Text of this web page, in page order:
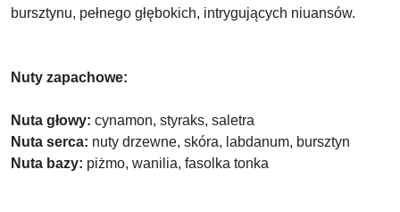
bursztynu, pełnego głębokich, intrygujących niuansów.
Nuty zapachowe:
Nuta głowy: cynamon, styraks, saletra
Nuta serca: nuty drzewne, skóra, labdanum, bursztyn
Nuta bazy: piżmo, wanilia, fasolka tonka